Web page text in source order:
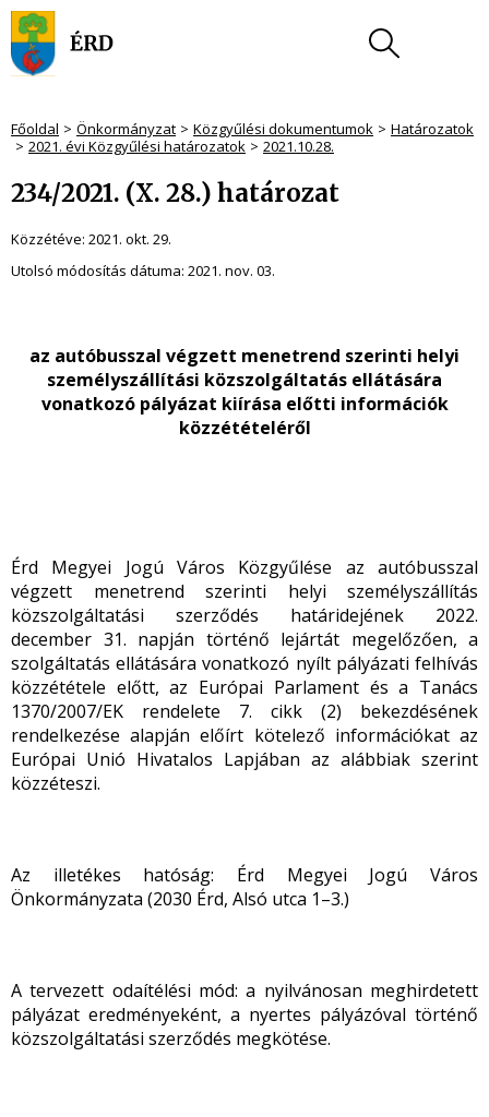
Főoldal Önkormányzat Közgyűlési dokumentumok
Határozatok
2021. évi Közgyűlési határozatok
2021.10.28.
234/2021. (X. 28.) határozat
Közzétéve: 2021. okt. 29.
Utolsó módosítás dátuma: 2021. nov. 03.
az autóbusszal végzett menetrend szerinti helyi
személyszállítási közszolgáltatás ellátására
vonatkozó pályázat kiírása előtti információk
közzétételéről
Érd Megyei Jogú Város Közgyűlése az autóbusszal
végzett menetrend szerinti helyi személyszállítás
közszolgáltatási szerződés határidejének 2022.
december 31. napján történő lejártát megelőzően, a
szolgáltatás ellátására vonatkozó nyílt pályázati felhívás
közzététele előtt, az Európai Parlament és a Tanács
1370/2007/EK rendelete 7. cikk (2) bekezdésének
rendelkezése alapján előírt kötelező információkat az
Európai Unió Hivatalos Lapjában az alábbiak szerint
közzéteszi.
Az illetékes hatóság: Érd Megyei Jogú Város
Önkormányzata (2030 Érd, Alsó utca 1–3.)
A tervezett odaítélési mód: a nyilvánosan meghirdetett
pályázat eredményeként, a nyertes pályázóval történő
közszolgáltatási szerződés megkötése.